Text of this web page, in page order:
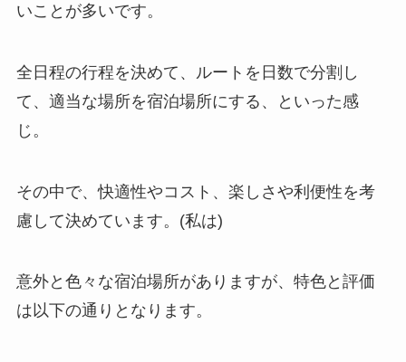
いことが多いです。
全日程の行程を決めて、ルートを日数で分割し
て、適当な場所を宿泊場所にする、といった感
じ。
その中で、快適性やコスト、楽しさや利便性を考
慮して決めています。(私は)
意外と色々な宿泊場所がありますが、特色と評価
は以下の通りとなります。